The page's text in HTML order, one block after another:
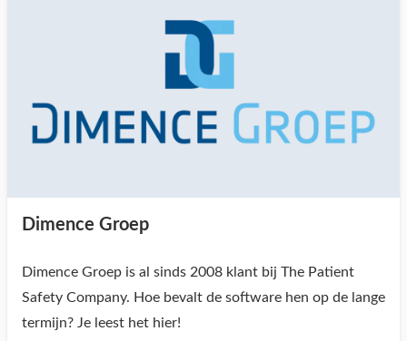
Dimence Groep
Dimence Groep is al sinds 2008 klant bij The Patient
Safety Company. Hoe bevalt de software hen op de lange
termijn? Je leest het hier!